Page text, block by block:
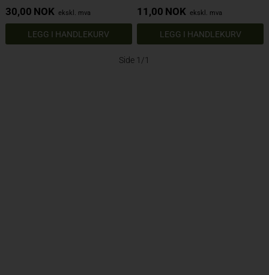
30,00 NOK ekskl. mva 11,00 NOK ekskl. mva
Side 1/1